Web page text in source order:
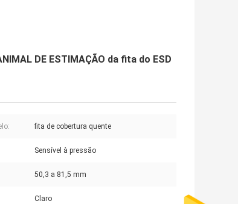
DE ESTIMAÇÃO da fita do ESD
fita de cobertura quente
Sensível à pressão
50,3 a 81,5 mm
Claro